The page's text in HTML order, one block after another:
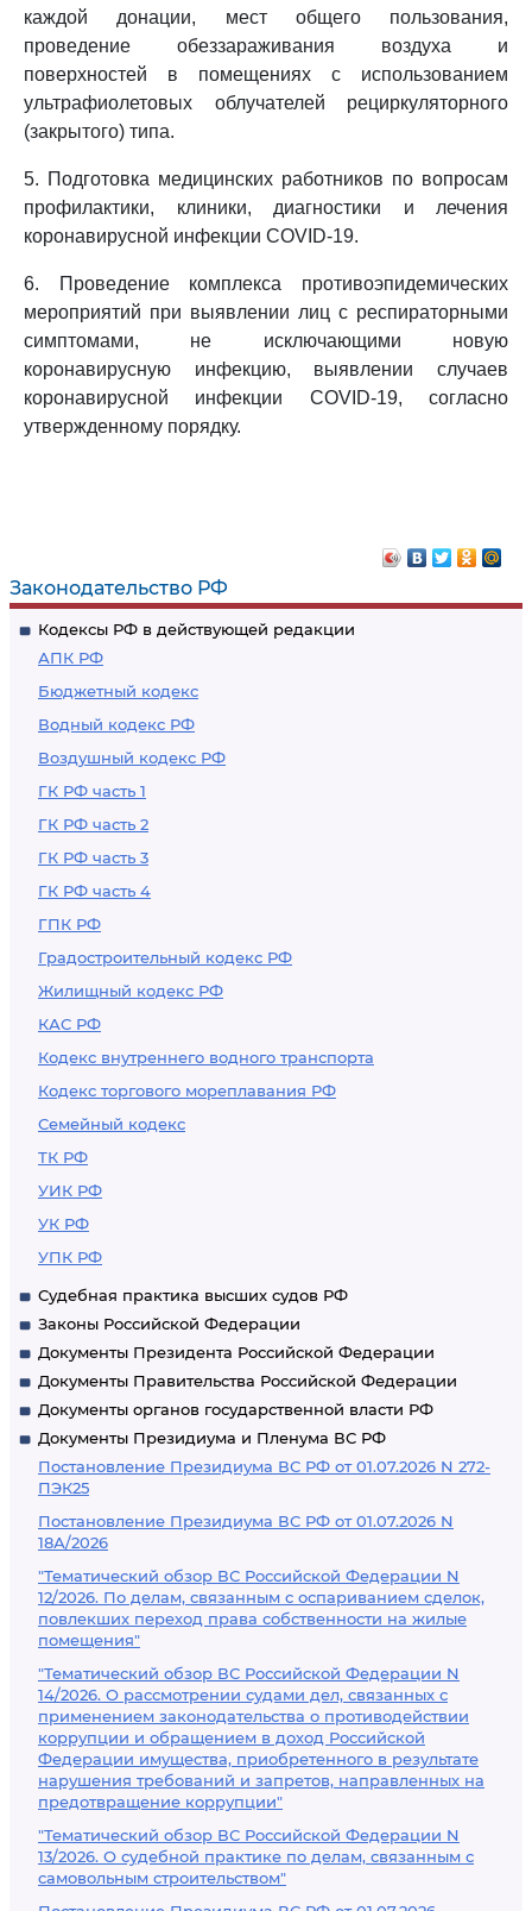
Законодательство РФ
Кодексы РФ в действующей редакции
АПК РФ
Бюджетный кодекс
Водный кодекс РФ
Воздушный кодекс РФ
ГК РФ часть 1
ГК РФ часть 2
ГК РФ часть 3
ГК РФ часть 4
ГПК РФ
Градостроительный кодекс РФ
Жилищный кодекс РФ
КАС РФ
Кодекс внутреннего водного транспорта
Кодекс торгового мореплавания РФ
Семейный кодекс
ТК РФ
УИК РФ
УК РФ
УПК РФ
Судебная практика высших судов РФ
Законы Российской Федерации
Документы Президента Российской Федерации
Документы Правительства Российской Федерации
Документы органов государственной власти РФ
Документы Президиума и Пленума ВС РФ
Постановление Президиума ВС РФ от 01.07.2026 N 272-
ПЭК25
Постановление Президиума ВС РФ от 01.07.2026 N
18А/2026
"Тематический обзор ВС Российской Федерации N
12/2026. По делам, связанным с оспариванием сделок,
повлекших переход права собственности на жилые
помещения"
"Тематический обзор ВС Российской Федерации N
14/2026. О рассмотрении судами дел, связанных с
применением законодательства о противодействии
коррупции и обращением в доход Российской
Федерации имущества, приобретенного в результате
нарушения требований и запретов, направленных на
предотвращение коррупции"
"Тематический обзор ВС Российской Федерации N
13/2026. О судебной практике по делам, связанным с
самовольным строительством"
каждой донации, мест общего пользования,
проведение обеззараживания воздуха и
поверхностей в помещениях с использованием
ультрафиолетовых облучателей рециркуляторного
(закрытого) типа.
5. Подготовка медицинских работников по вопросам
профилактики, клиники, диагностики и лечения
коронавирусной инфекции COVID-19.
6. Проведение комплекса противоэпидемических
мероприятий при выявлении лиц с респираторными
симптомами, не исключающими новую
коронавирусную инфекцию, выявлении случаев
коронавирусной инфекции COVID-19, согласно
утвержденному порядку.